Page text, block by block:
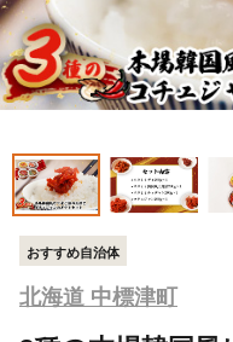
おすすめ自治体
北海道 中標津町